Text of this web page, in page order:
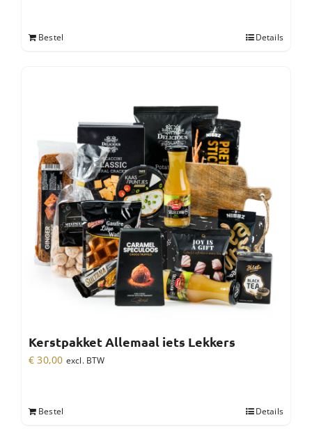
Bestel Details
Kerstpakket Allemaal iets Lekkers
€ 30,00 excl. BTW
Bestel Details